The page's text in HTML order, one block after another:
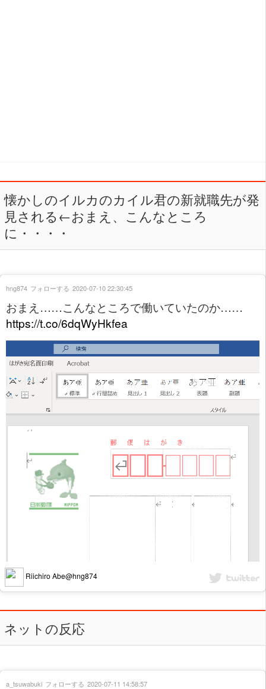
懐かしのイルカのカイル君の新就職先が発
見される←おまえ、こんなところ
に・・・・
おまえ……こんなところで働いていたのか……
https://t.co/6dqWyHkfea
Riichiro Abe@hng874
hng874 フォローする 2020-07-10 22:30:45
ネットの反応
a_tsuwabuki フォローする 2020-07-11 14:58:57